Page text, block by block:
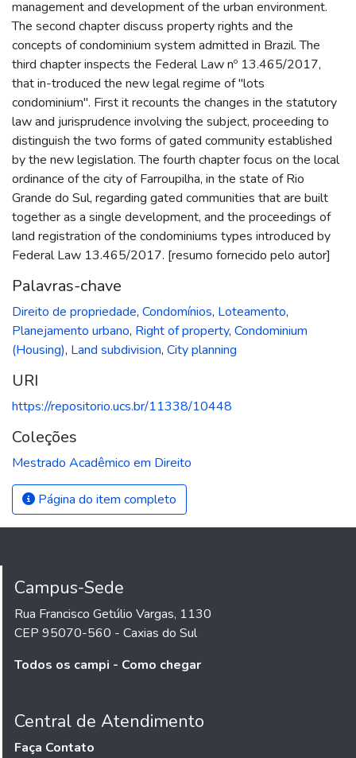
management and development of the urban environment.
The second chapter discuss property rights and the
concepts of condominium system admitted in Brazil. The
third chapter inspects the Federal Law nº 13.465/2017,
that in-troduced the new legal regime of "lots
condominium". First it recounts the changes in the statutory
law and jurisprudence involving the subject, proceeding to
distinguish the two forms of gated community established
by the new legislation. The fourth chapter focus on the local
ordinance of the city of Farroupilha, in the state of Rio
Grande do Sul, regarding gated communities that are built
together as a single development, and the proceedings of
land registration of the condominiums types introduced by
Federal Law 13.465/2017. [resumo fornecido pelo autor]
Palavras-chave
Direito de propriedade, Condomínios, Loteamento,
Planejamento urbano, Right of property, Condominium
(Housing), Land subdivision, City planning
URI
https://repositorio.ucs.br/11338/10448
Coleções
Mestrado Acadêmico em Direito
Página do item completo
Campus-Sede
Rua Francisco Getúlio Vargas, 1130
CEP 95070-560 - Caxias do Sul
Todos os campi - Como chegar
Central de Atendimento
Faça Contato